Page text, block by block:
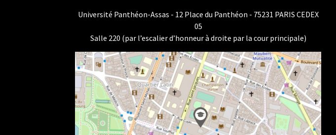
Université Panthéon-Assas - 12 Place du Panthéon - 75231 PARIS CEDEX
05
Salle 220 (par l’escalier d’honneur à droite par la cour principale)